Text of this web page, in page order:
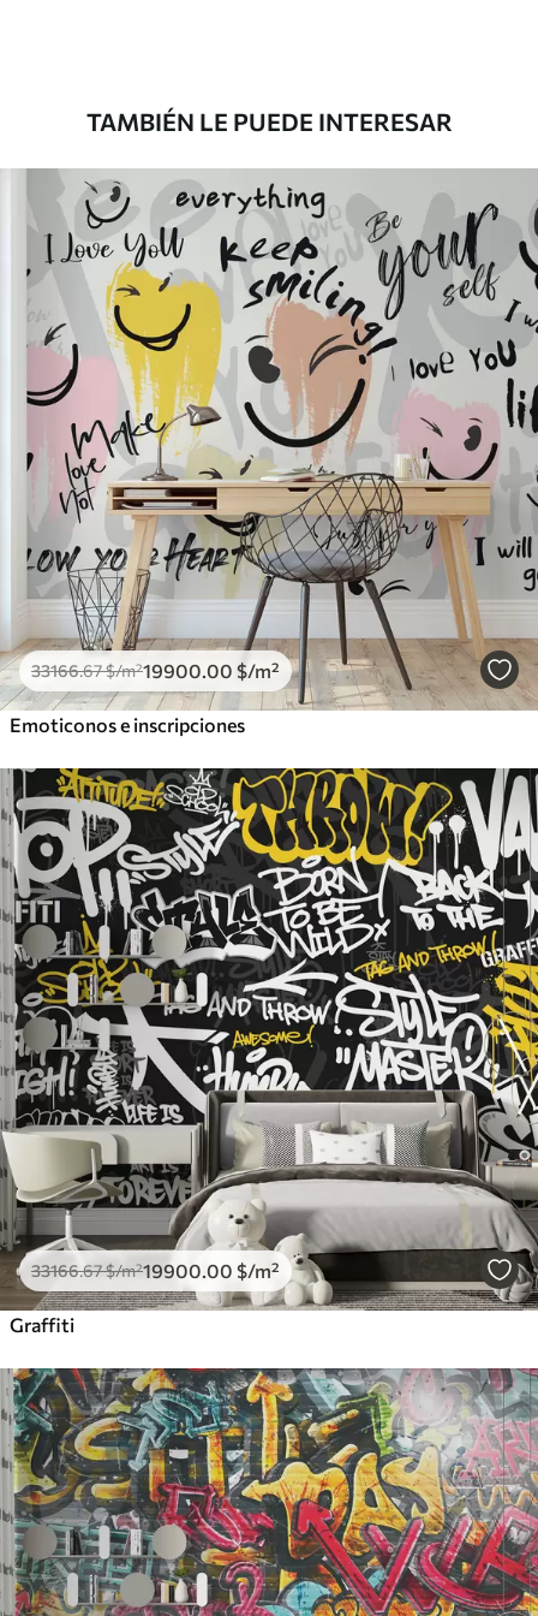
Vinilo Premium
43816.6726290.00$/m²
TAMBIÉN LE PUEDE INTERESAR
33166.67$/m²19900 .00 $/m²
Emoticonos e inscripciones
33166.67$/m²19900 .00 $/m²
Graffiti